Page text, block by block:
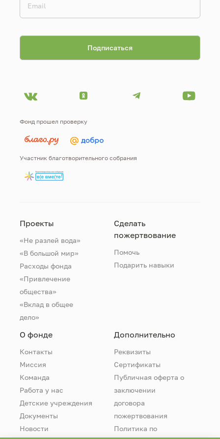
Фонд прошел проверку
Участник благотворительного собрания
Проекты
«Не разлей вода»
«В большой мир»
Расходы фонда
«Привлечение
общества»
«Вклад в общее
дело»
Сделать
пожертвование
Помочь
Подарить навыки
О фонде
Контакты
Миссия
Команда
Работа у нас
Детские учреждения
Документы
Новости
Дополнительно
Реквизиты
Сертификаты
Публичная оферта о
заключении
договора
пожертвования
Политика по